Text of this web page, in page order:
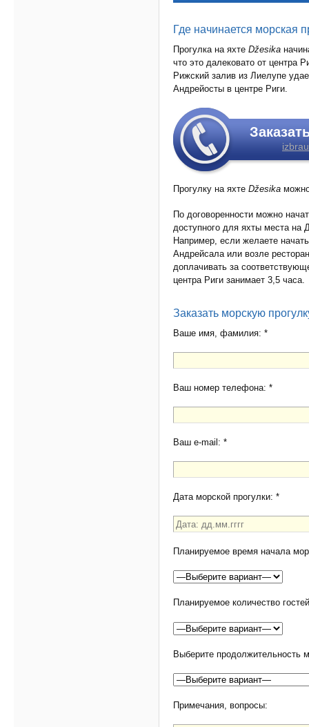
Где начинается морская
Прогулка на яхте Džesika
что это далековато от центра
Рижский залив из Лиелупе
Андрейосты в центре Риги.
Прогулку на яхте Džesika
По договоренности можно
доступного для яхты места на
Например, если желаете
Андрейсала или возле
доплачивать за
центра Риги занимает 3,5 часа.
Заказать морскую
Ваше имя, фамилия: *
Ваш номер телефона: *
Ваш e-mail: *
Дата морской прогулки: *
Планируемое время начала
Планируемое количество
Выберите продолжительность
Примечания, вопросы: